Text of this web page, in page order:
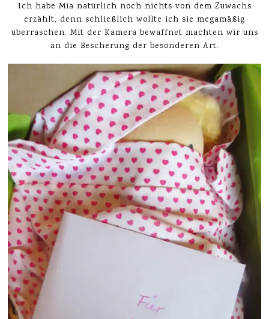
Ich habe Mia natürlich noch nichts von dem Zuwachs
erzählt, denn schließlich wollte ich sie megamäßig
überraschen. Mit der Kamera bewaffnet machten wir uns
an die Bescherung der besonderen Art.